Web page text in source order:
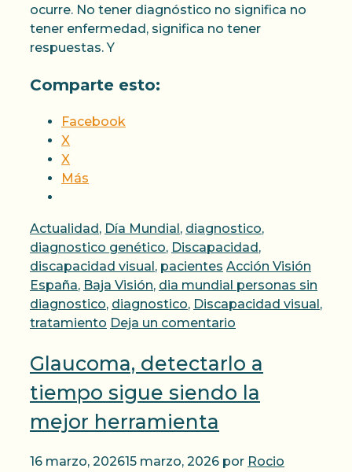
ocurre. No tener diagnóstico no significa no
tener enfermedad, significa no tener
respuestas. Y
Comparte esto:
Facebook
X
X
Más
Categorías
Actualidad, Día Mundial, diagnostico,
diagnostico genético, Discapacidad,
discapacidad visual, pacientes Etiquetas
Acción Visión
España, Baja Visión, dia mundial personas sin
diagnostico, diagnostico, Discapacidad visual,
tratamiento Deja un comentario
Glaucoma, detectarlo a
tiempo sigue siendo la
mejor herramienta
16 marzo, 202615 marzo, 2026 por Rocio